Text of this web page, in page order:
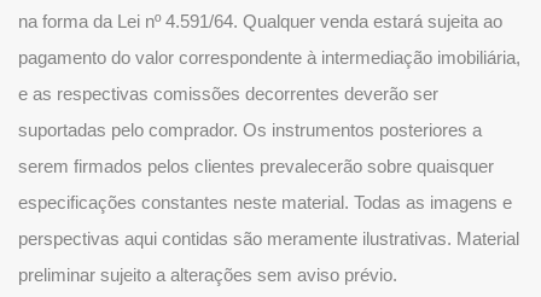
na forma da Lei nº 4.591/64. Qualquer venda estará sujeita ao
pagamento do valor correspondente à intermediação imobiliária,
e as respectivas comissões decorrentes deverão ser
suportadas pelo comprador. Os instrumentos posteriores a
serem firmados pelos clientes prevalecerão sobre quaisquer
especificações constantes neste material. Todas as imagens e
perspectivas aqui contidas são meramente ilustrativas. Material
preliminar sujeito a alterações sem aviso prévio.